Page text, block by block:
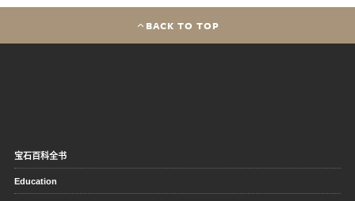
BACK TO TOP
宝石百科全书
Education